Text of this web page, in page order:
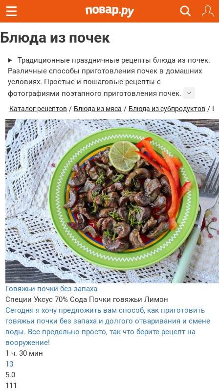
Блюда из почек
Традиционные праздничные рецепты блюда из почек.
Различные способы приготовления почек в домашних
условиях. Простые и пошаговые рецепты с
фотографиями поэтапного приготовления почек.
Каталог рецептов / Блюда из мяса / Блюда из субпродуктов /
Говяжьи почки без запаха
Специи Уксус 70% Сода Почки говяжьи Лимон
Сегодня я хочу предложить вам способ, как приготовить
говяжьи почки без запаха и долгого отваривания и смене
воды. Все предельно просто, так что берите рецепт на
вооружение!
1 ч. 30 мин
13
5.0
111